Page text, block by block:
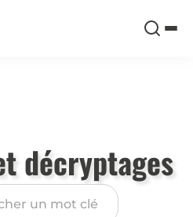
décryptages